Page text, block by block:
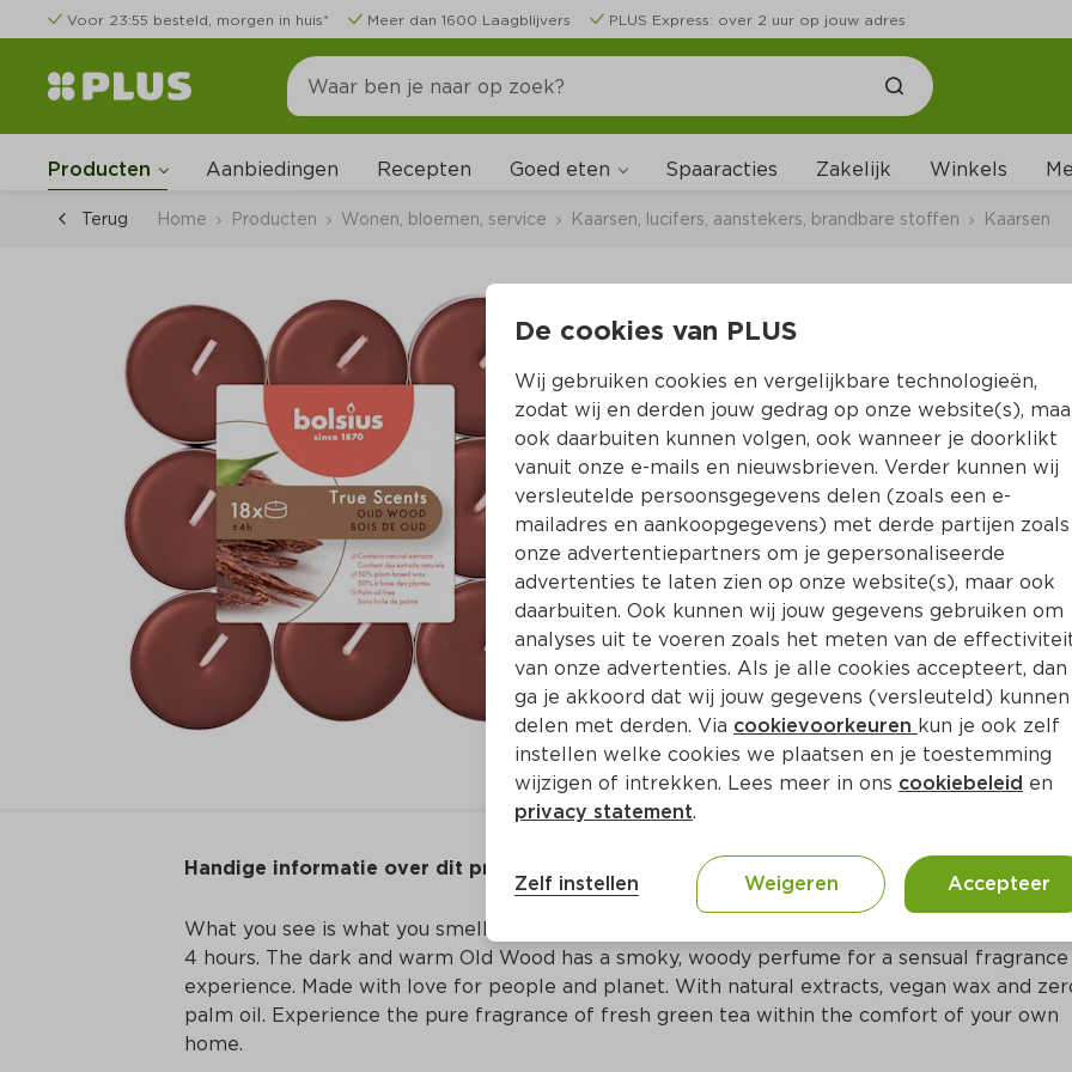
Voor 23:55 besteld, morgen in huis* Meer dan 1600 Laagblijvers PLUS Express: over 2 uur op jouw adres
Producten Aanbiedingen Recepten Goed eten Spaaracties Zakelijk Winkels
Terug Home Producten Wonen, bloemen, service Kaarsen, lucifers, aanstekers, brandbare stoffen Kaarsen
Bolsius
Per Krimp 18 st  (per stuks €0.18)
3.29
Toevoegen
Handige informatie over dit product
What you see is what you smell! The warm brown Bolsius Old Wood tea lights burn for up to
4 hours. The dark and warm Old Wood has a smoky, woody perfume for a sensual fragrance
experience. Made with love for people and planet. With natural extracts, vegan wax and
palm oil. Experience the pure fragrance of fresh green tea within the comfort of your own
home.
De cookies van PLUS
Wij gebruiken cookies en vergelijkbare technologieën,
zodat wij en derden jouw gedrag op onze website(s),
ook daarbuiten kunnen volgen, ook wanneer je doorklikt
vanuit onze e-mails en nieuwsbrieven. Verder kunnen wij
versleutelde persoonsgegevens delen (zoals een e-
mailadres en aankoopgegevens) met derde partijen zoals
onze advertentiepartners om je gepersonaliseerde
advertenties te laten zien op onze website(s), maar ook
daarbuiten. Ook kunnen wij jouw gegevens gebruiken om
analyses uit te voeren zoals het meten van de
van onze advertenties. Als je alle cookies accepteert, dan
ga je akkoord dat wij jouw gegevens (versleuteld) kunnen
delen met derden. Via cookievoorkeuren kun je ook zelf
instellen welke cookies we plaatsen en je toestemming
wijzigen of intrekken. Lees meer in ons cookiebeleid en
privacy statement.
Zelf instellen Weigeren Accepteer